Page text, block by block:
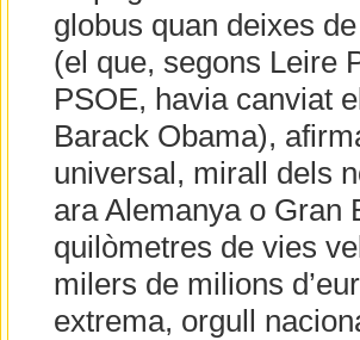
globus quan deixes
(el que, segons Leire
PSOE, havia canviat
Barack Obama),
universal, mirall dels
ara Alemanya o Gran
quilòmetres de vies
milers de milions
extrema, orgull